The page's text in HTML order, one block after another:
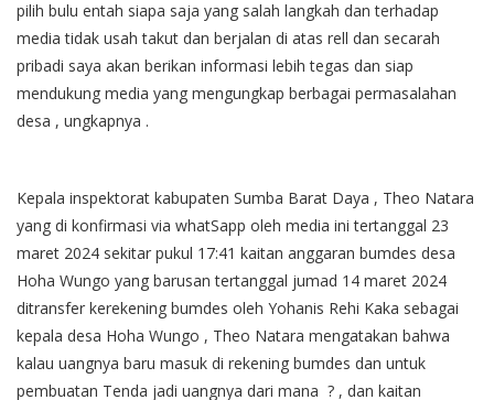
pilih bulu entah siapa saja yang salah langkah dan terhadap
media tidak usah takut dan berjalan di atas rell dan secarah
pribadi saya akan berikan informasi lebih tegas dan siap
mendukung media yang mengungkap berbagai permasalahan
desa , ungkapnya .
Kepala inspektorat kabupaten Sumba Barat Daya , Theo Natara
yang di konfirmasi via whatSapp oleh media ini tertanggal 23
maret 2024 sekitar pukul 17:41 kaitan anggaran bumdes desa
Hoha Wungo yang barusan tertanggal jumad 14 maret 2024
ditransfer kerekening bumdes oleh Yohanis Rehi Kaka sebagai
kepala desa Hoha Wungo , Theo Natara mengatakan bahwa
kalau uangnya baru masuk di rekening bumdes dan untuk
pembuatan Tenda jadi uangnya dari mana ? , dan kaitan